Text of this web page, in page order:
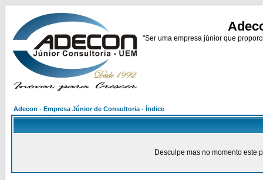
"Ser uma empresa júnior que
Adecon - Empresa Júnior de Consultoria - Índice
Desculpe mas no momento este